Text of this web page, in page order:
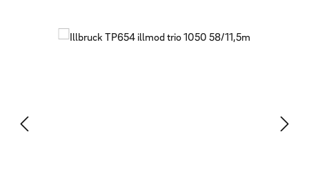
Bildergalerie überspringen